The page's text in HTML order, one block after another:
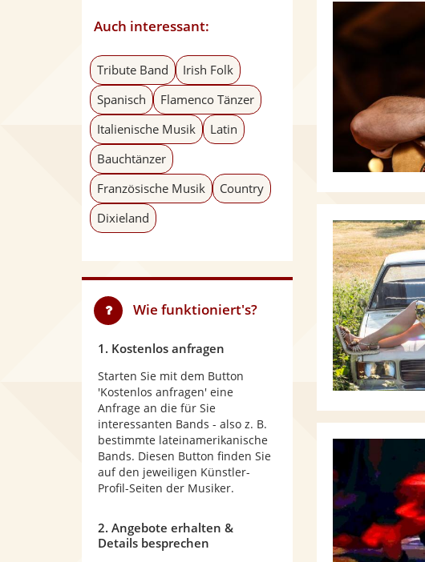
Auch interessant:
Tribute Band
Irish Folk
Spanisch
Flamenco Tänzer
Italienische Musik
Latin
Bauchtänzer
Französische Musik
Country
Dixieland
Wie funktioniert's?
1. Kostenlos anfragen
Starten Sie mit dem Button
'Kostenlos anfragen' eine
Anfrage an die für Sie
interessanten Bands - also z. B.
bestimmte lateinamerikanische
Bands. Diesen Button finden Sie
auf den jeweiligen Künstler-
Profil-Seiten der Musiker.
2. Angebote erhalten &
Details besprechen